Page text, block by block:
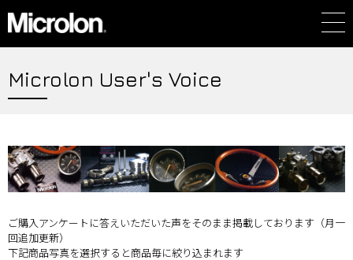
Microlon User's Voice
ご購入アンケートに答えいただいた声をそのまま掲載しております（月一
回追加更新）
下記商品写真を選択すると商品毎に絞り込まれます